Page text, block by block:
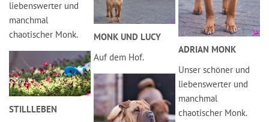
liebenswerter und
manchmal
chaotischer Monk.
STILLLEBEN
MONK UND LUCY
Auf dem Hof.
ADRIAN MONK
Unser schöner und
liebenswerter und
manchmal
chaotischer Monk.